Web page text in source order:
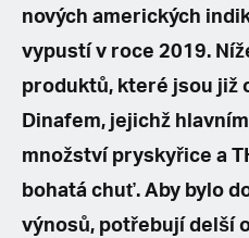
Czech
Polish
nových amerických
vypustí v roce 2019.
produktů, které jsou již
Dinafem, jejichž
množství pryskyřice a
bohatá chuť. Aby bylo
výnosů, potřebují delší